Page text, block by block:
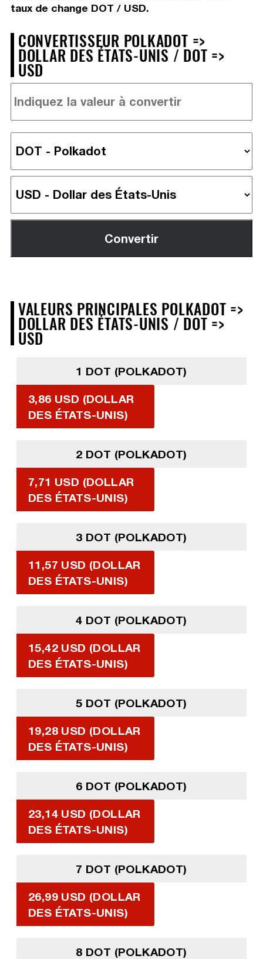
taux de change DOT / USD.
CONVERTISSEUR POLKADOT =>
DOLLAR DES ÉTATS-UNIS / DOT =>
USD
VALEURS PRINCIPALES POLKADOT =>
DOLLAR DES ÉTATS-UNIS / DOT =>
USD
1 DOT (POLKADOT)
3,86 USD (DOLLAR
DES ÉTATS-UNIS)
2 DOT (POLKADOT)
7,71 USD (DOLLAR
DES ÉTATS-UNIS)
3 DOT (POLKADOT)
11,57 USD (DOLLAR
DES ÉTATS-UNIS)
4 DOT (POLKADOT)
15,42 USD (DOLLAR
DES ÉTATS-UNIS)
5 DOT (POLKADOT)
19,28 USD (DOLLAR
DES ÉTATS-UNIS)
6 DOT (POLKADOT)
23,14 USD (DOLLAR
DES ÉTATS-UNIS)
7 DOT (POLKADOT)
26,99 USD (DOLLAR
DES ÉTATS-UNIS)
8 DOT (POLKADOT)